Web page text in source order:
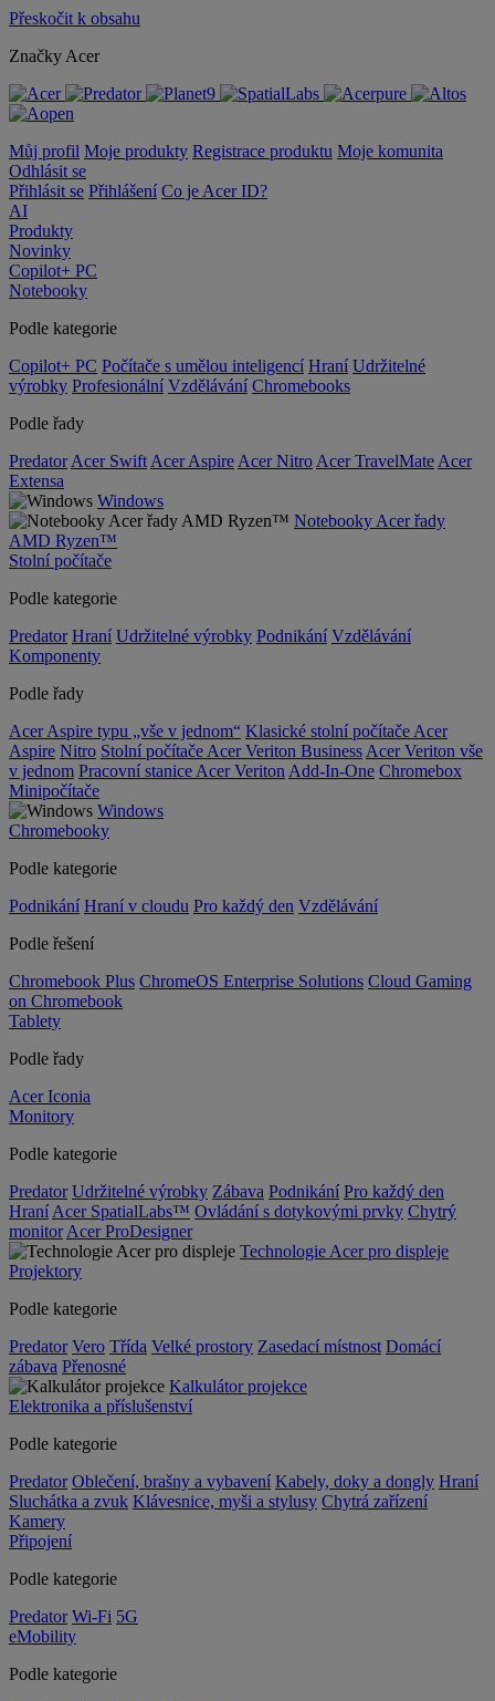
Přeskočit k obsahu
Značky Acer
Můj profil Moje produkty Registrace produktu Moje komunita
Odhlásit se
Přihlásit se Přihlášení Co je Acer ID?
AI
Produkty
Novinky
Copilot+ PC
Notebooky
Podle kategorie
Copilot+ PC Počítače s umělou inteligencí Hraní Udržitelné
výrobky Profesionální Vzdělávání Chromebooks
Podle řady
Predator Acer Swift Acer Aspire Acer Nitro Acer TravelMate Acer
Extensa
Windows
Notebooky Acer řady
AMD Ryzen™
Stolní počítače
Podle kategorie
Predator Hraní Udržitelné výrobky Podnikání Vzdělávání
Komponenty
Podle řady
Acer Aspire typu „vše v jednom“ Klasické stolní počítače Acer
Aspire Nitro Stolní počítače Acer Veriton Business Acer Veriton vše
v jednom Pracovní stanice Acer Veriton Add-In-One Chromebox
Minipočítače
Windows
Chromebooky
Podle kategorie
Podnikání Hraní v cloudu Pro každý den Vzdělávání
Podle řešení
Chromebook Plus ChromeOS Enterprise Solutions Cloud Gaming
on Chromebook
Tablety
Podle řady
Acer Iconia
Monitory
Podle kategorie
Predator Udržitelné výrobky Zábava Podnikání Pro každý den
Hraní Acer SpatialLabs™ Ovládání s dotykovými prvky Chytrý
monitor Acer ProDesigner
Technologie Acer pro displeje
Projektory
Podle kategorie
Predator Vero Třída Velké prostory Zasedací místnost Domácí
zábava Přenosné
Kalkulátor projekce
Elektronika a příslušenství
Podle kategorie
Predator Oblečení, brašny a vybavení Kabely, doky a dongly Hraní
Sluchátka a zvuk Klávesnice, myši a stylusy Chytrá zařízení
Kamery
Připojení
Podle kategorie
Predator Wi-Fi 5G
eMobility
Podle kategorie